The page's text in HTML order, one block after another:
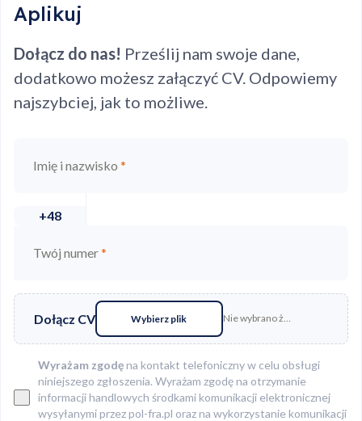
Aplikuj
Dołącz do nas! Prześlij nam swoje dane,
dodatkowo możesz załączyć CV. Odpowiemy
najszybciej, jak to możliwe.
Imię i nazwisko *
+48
Twój numer*
Dołącz CV Wybierz plik Nie wybrano żadnego pliku
Wyrażam zgodęna kontakt telefoniczny w celu obsługi
niniejszego zgłoszenia. Wyrażam zgodę na otrzymanie
informacji handlowych środkami komunikacji elektronicznej
wysyłanymi przez pol-fra.pl oraz na wykorzystanie komunikacji